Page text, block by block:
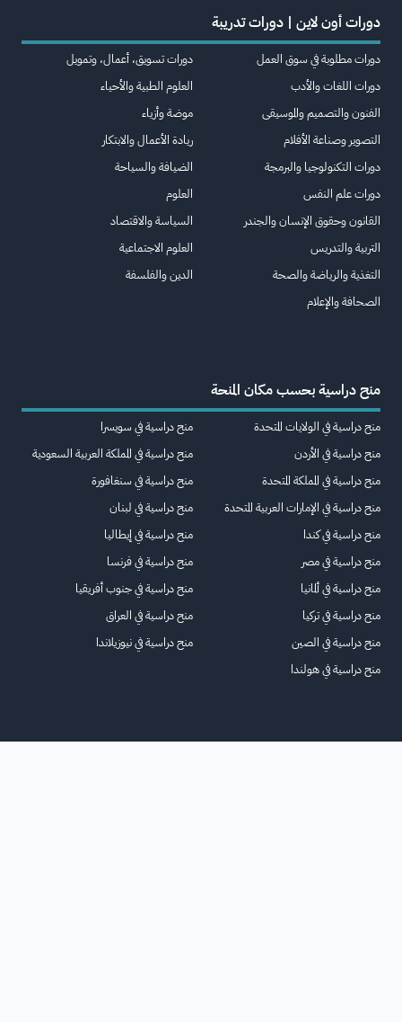
دورات أون لاين | دورات تدريبة
دورات مطلوبة في سوق العمل
دورات اللغات والأدب
الفنون والتصميم والموسيقى
التصوير وصناعة الأفلام
دورات التكنولوجيا والبرمجة
دورات علم النفس
القانون وحقوق الإنسان والجندر
التربية والتدريس
التغذية والرياضة والصحة
الصحافة والإعلام
دورات تسويق، أعمال، وتمويل
العلوم الطبية والأحياء
موضة وأزياء
ريادة الأعمال والابتكار
الضيافة والسياحة
العلوم
السياسة والاقتصاد
العلوم الاجتماعية
الدين والفلسفة
منح دراسية بحسب مكان المنحة
منح دراسية في الولايات المتحدة
منح دراسية في الأردن
منح دراسية في المملكة المتحدة
منح دراسية في الإمارات العربية المتحدة
منح دراسية في كندا
منح دراسية في مصر
منح دراسية في ألمانيا
منح دراسية في تركيا
منح دراسية في الصين
منح دراسية في هولندا
منح دراسية في سويسرا
منح دراسية في المملكة العربية السعودية
منح دراسية في سنغافورة
منح دراسية في لبنان
منح دراسية في إيطاليا
منح دراسية في فرنسا
منح دراسية في جنوب أفريقيا
منح دراسية في العراق
منح دراسية في نيوزيلاندا